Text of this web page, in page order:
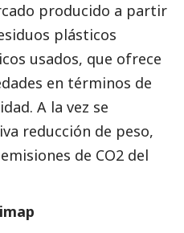
producido a partir
plásticos
usados, que ofrece
en términos de
A la vez se
reducción de peso,
de CO2 del